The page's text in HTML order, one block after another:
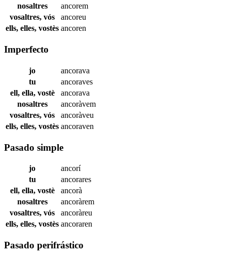
nosaltres
ancorem
vosaltres, vós
ancoreu
ells, elles, vostès ancoren
Imperfecto
jo
ancorava
tu
ancoraves
ell, ella, vostè
ancorava
nosaltres
ancoràvem
vosaltres, vós
ancoràveu
ells, elles, vostès ancoraven
Pasado simple
jo
ancorí
tu
ancorares
ell, ella, vostè
ancorà
nosaltres
ancoràrem
vosaltres, vós
ancoràreu
ells, elles, vostès ancoraren
Pasado perifrástico